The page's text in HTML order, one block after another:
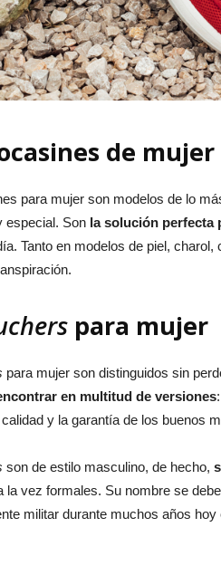
de mujer
para mujer son modelos de lo
especial. Son la solución perfecta
Tanto en modelos de piel,
para mujer
para mujer son distinguidos sin
en multitud de versiones:
y la garantía de los buenos
son de estilo masculino, de hecho,
la vez formales. Su nombre se
militar durante muchos años